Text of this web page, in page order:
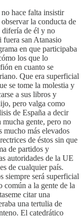
hace falta insistir
la conducta de
difería de él y no
fuera san Atanasio
en que participaba
los que lo
en cuanto se
Que era superficial
se tome la molestia y
a sus libros y
pero valga como
de España a decir
mucha gente, pero no
mucho más elevados
de éstos sin que
de partidos y
autoridades de la UE
de cualquier país.
siempre será superficial
común a la gente de la
citar una
una tertulia de
El catedrático